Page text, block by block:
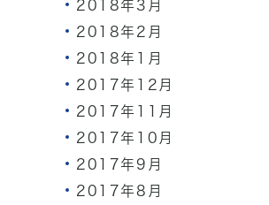
2018年3月
2018年2月
2018年1月
2017年12月
2017年11月
2017年10月
2017年9月
2017年8月